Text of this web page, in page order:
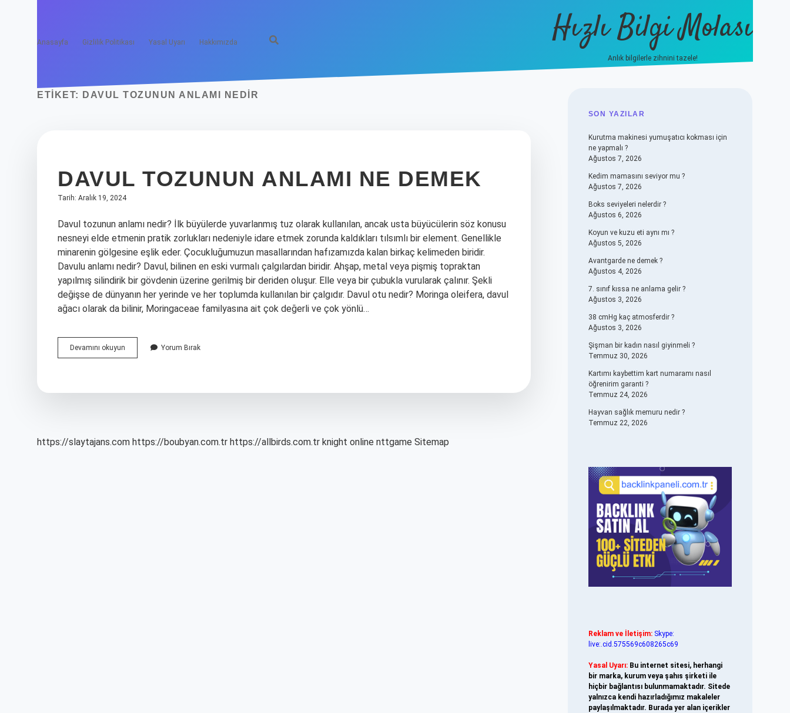
Anasayfa Gizlilik Politikası Yasal Uyarı Hakkımızda Hızlı Bilgi Molası
Anlık bilgilerle zihnini tazele!
ETIKET: DAVUL TOZUNUN ANLAMI NEDIR
DAVUL TOZUNUN ANLAMI NE DEMEK
Tarih: Aralık 19, 2024
Davul tozunun anlamı nedir? İlk büyülerde yuvarlanmış tuz olarak kullanılan, ancak usta büyücülerin söz konusu
nesneyi elde etmenin pratik zorlukları nedeniyle idare etmek zorunda kaldıkları tılsımlı bir element. Genellikle
minarenin gölgesine eşlik eder. Çocukluğumuzun masallarından hafızamızda kalan birkaç kelimeden biridir.
Davulu anlamı nedir? Davul, bilinen en eski vurmalı çalgılardan biridir. Ahşap, metal veya pişmiş topraktan
yapılmış silindirik bir gövdenin üzerine gerilmiş bir deriden oluşur. Elle veya bir çubukla vurularak çalınır. Şekli
değişse de dünyanın her yerinde ve her toplumda kullanılan bir çalgıdır. Davul otu nedir? Moringa oleifera, davul
ağacı olarak da bilinir, Moringaceae familyasına ait çok değerli ve çok yönlü…
Devamını okuyun
Tozunun
Yorum Bırak
https://slaytajans.com https://boubyan.com.tr https://allbirds.com.tr knight online nttgame Sitemap
SIDEBAR
SON YAZILAR
Kurutma makinesi yumuşatıcı kokması için
ne yapmalı ?
Ağustos 7, 2026
Kedim mamasını seviyor mu ?
Ağustos 7, 2026
Boks seviyeleri nelerdir ?
Ağustos 6, 2026
Koyun ve kuzu eti aynı mı ?
Ağustos 5, 2026
Avantgarde ne demek ?
Ağustos 4, 2026
7. sınıf kıssa ne anlama gelir ?
Ağustos 3, 2026
38 cmHg kaç atmosferdir ?
Ağustos 3, 2026
Şişman bir kadın nasıl giyinmeli ?
Temmuz 30, 2026
Kartımı kaybettim kart numaramı nasıl
öğrenirim garanti ?
Temmuz 24, 2026
Hayvan sağlık memuru nedir ?
Temmuz 22, 2026
Reklam ve İletişim: Skype:
live:.cid.575569c608265c69
Yasal Uyarı: Bu internet sitesi, herhangi
bir marka, kurum veya şahıs şirketi ile
hiçbir bağlantısı bulunmamaktadır. Sitede
yalnızca kendi hazırladığımız makaleler
paylaşılmaktadır. Burada yer alan içerikler